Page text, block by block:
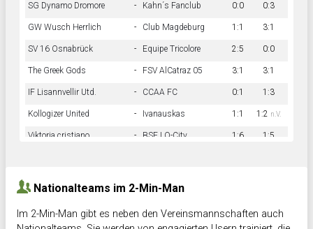
SG Dynamo Dromore - Kahn´s Fanclub 0:0 0:3
GW Wusch Herrlich - Club Magdeburg 1:1 3:1
SV 16 Osnabrück - Equipe Tricolore 2:5 0:0
The Greek Gods - FSV AlCatraz 05 3:1 3:1
IF Lisannvellir Utd. - CCAA FC 0:1 1:3
Kollogizer United - Ivanauskas 1:1 1:2 n.V.
Viktoria cristiano - BSF LO-City 1:6 1:5
Nationalteams im 2-Min-Man
Im 2-Min-Man gibt es neben den Vereinsmannschaften auch